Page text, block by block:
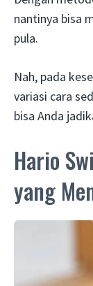
nantinya bisa
pula.
Nah, pada
variasi cara
bisa Anda
Hario
yang